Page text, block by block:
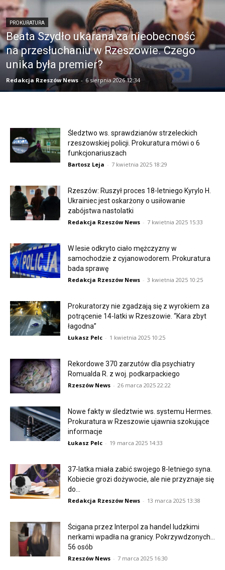
PROKURATURA
Beata Szydło ukarana za nieobecność
na przesłuchaniu w Rzeszowie. Czego
unika była premier?
Redakcja Rzeszów News - 6 sierpnia 2026 12:34
Śledztwo ws. sprawdzianów strzeleckich
rzeszowskiej policji. Prokuratura mówi o 6
funkcjonariuszach
Bartosz Leja - 7 kwietnia 2025 18:29
Rzeszów: Ruszył proces 18-letniego Kyrylo H.
Ukrainiec jest oskarżony o usiłowanie
zabójstwa nastolatki
Redakcja Rzeszów News - 7 kwietnia 2025 15:33
W lesie odkryto ciało mężczyzny w
samochodzie z cyjanowodorem. Prokuratura
bada sprawę
Redakcja Rzeszów News - 3 kwietnia 2025 10:25
Prokuratorzy nie zgadzają się z wyrokiem za
potrącenie 14-latki w Rzeszowie. “Kara zbyt
łagodna”
Łukasz Pelc - 1 kwietnia 2025 10:25
Rekordowe 370 zarzutów dla psychiatry
Romualda R. z woj. podkarpackiego
Rzeszów News - 26 marca 2025 22:22
Nowe fakty w śledztwie ws. systemu Hermes.
Prokuratura w Rzeszowie ujawnia szokujące
informacje
Łukasz Pelc - 19 marca 2025 14:33
37-latka miała zabić swojego 8-letniego syna.
Kobiecie grozi dożywocie, ale nie przyznaje się
do...
Redakcja Rzeszów News - 13 marca 2025 13:38
Ścigana przez Interpol za handel ludzkimi
nerkami wpadła na granicy. Pokrzywdzonych…
56 osób
Rzeszów News - 7 marca 2025 16:30